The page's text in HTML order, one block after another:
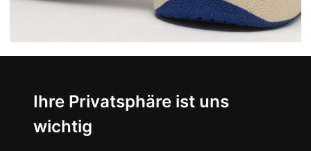
Ihre Privatsphäre ist uns
wichtig